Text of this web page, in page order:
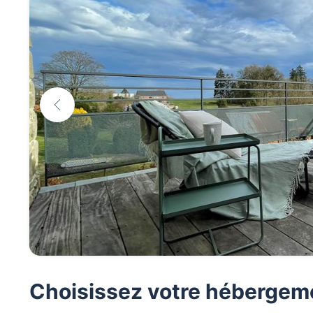
Choisissez votre